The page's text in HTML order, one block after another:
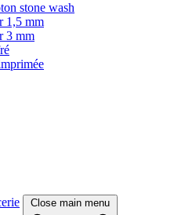
stone wash
1,5 mm
3 mm
Close main menu